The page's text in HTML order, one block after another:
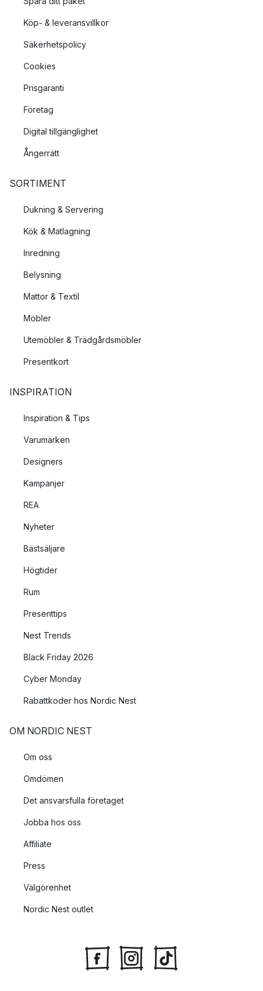
Köp- & leveransvillkor
Säkerhetspolicy
Cookies
Prisgaranti
Företag
Digital tillgänglighet
Ångerrätt
SORTIMENT
Dukning & Servering
Kök & Matlagning
Inredning
Belysning
Mattor & Textil
Möbler
Utemöbler & Trädgårdsmöbler
Presentkort
INSPIRATION
Inspiration & Tips
Varumärken
Designers
Kampanjer
REA
Nyheter
Bästsäljare
Högtider
Rum
Presenttips
Nest Trends
Black Friday 2026
Cyber Monday
Rabattkoder hos Nordic Nest
OM NORDIC NEST
Om oss
Omdömen
Det ansvarsfulla företaget
Jobba hos oss
Affiliate
Press
Välgörenhet
Nordic Nest outlet